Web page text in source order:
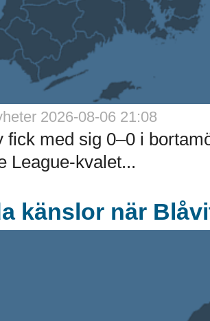
2026-08-06 21:08
fick med sig 0–0 i
League-kvalet...
känslor när